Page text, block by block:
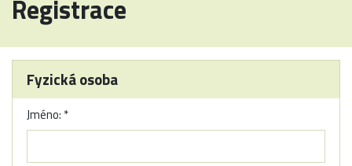
Registrace
Fyzická osoba
Jméno: *